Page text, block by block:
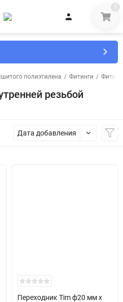
0
полиэтилена / Фитинги /
резьбой
Дата добавления
Переходник Tim ф20 мм х